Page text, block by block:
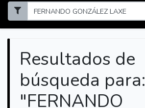
Resultados de
búsqueda para:
"FERNANDO